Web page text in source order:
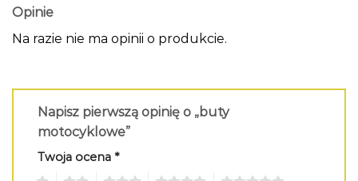
Opinie
Na razie nie ma opinii o produkcie.
Napisz pierwszą opinię o „buty
motocyklowe”
Twoja ocena *